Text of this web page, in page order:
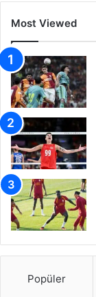
Most Viewed
Popüler